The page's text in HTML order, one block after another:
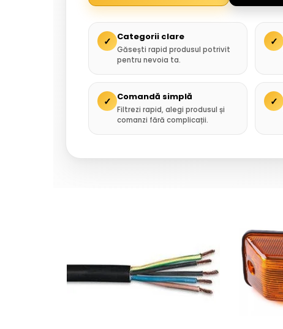
✓ Categorii clare
Găsești rapid produsul potrivit
pentru nevoia ta.
✓
✓ Comandă simplă
Filtrezi rapid, alegi produsul și
comanzi fără complicații.
✓